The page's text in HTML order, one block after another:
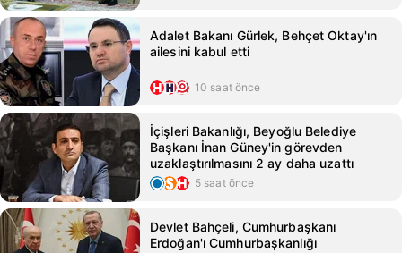
Adalet Bakanı Gürlek, Behçet Oktay'ın
ailesini kabul etti
10 saat önce
İçişleri Bakanlığı, Beyoğlu Belediye
Başkanı İnan Güney'in görevden
uzaklaştırılmasını 2 ay daha uzattı
5 saat önce
Devlet Bahçeli, Cumhurbaşkanı
Erdoğan'ı Cumhurbaşkanlığı